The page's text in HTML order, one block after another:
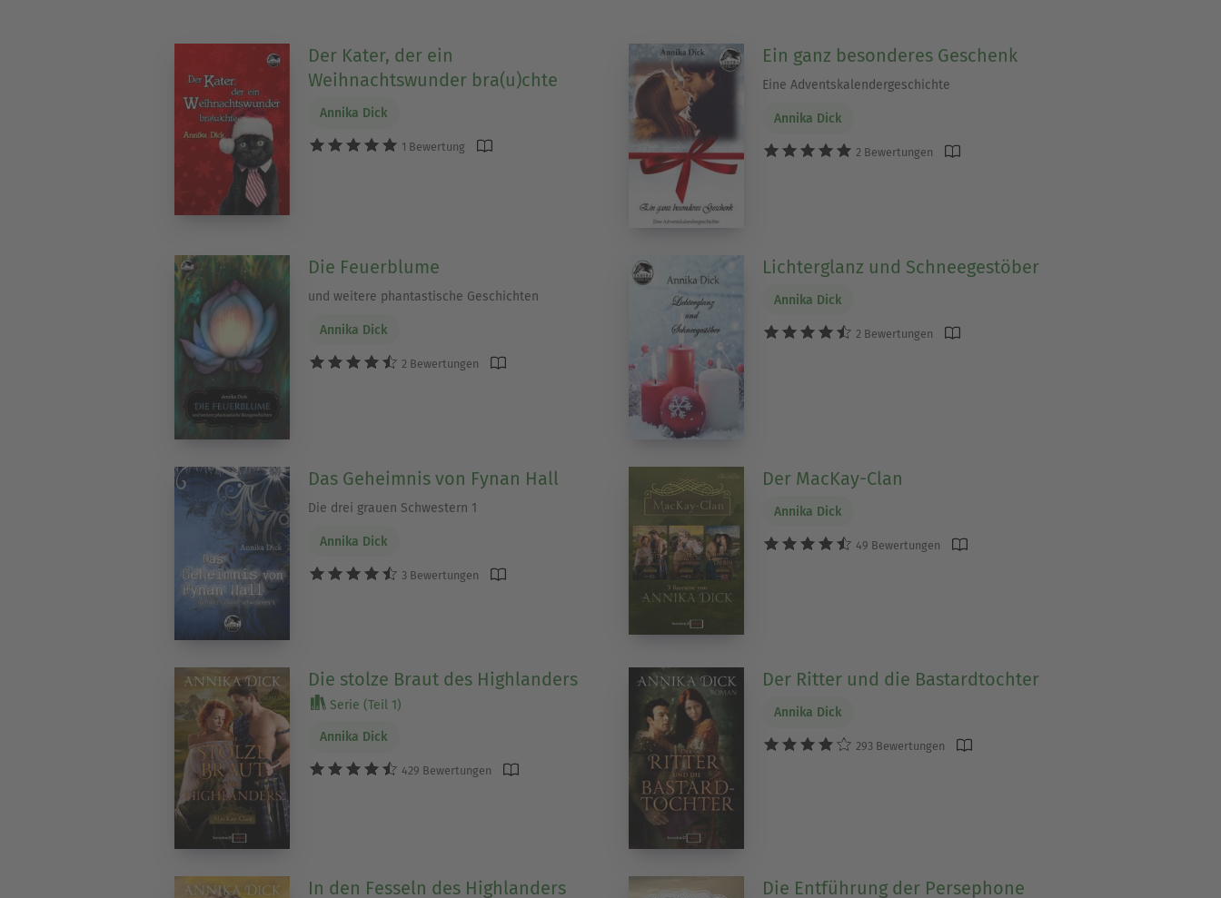
Der Kater, der ein
Weihnachtswunder bra(u)chte
Annika Dick
1 Bewertung
Ein ganz besonderes Geschenk
Eine Adventskalendergeschichte
Annika Dick
2 Bewertungen
Die Feuerblume
und weitere phantastische Geschichten
Annika Dick
2 Bewertungen
Lichterglanz und Schneegestöber
Annika Dick
2 Bewertungen
Das Geheimnis von Fynan Hall
Die drei grauen Schwestern 1
Annika Dick
3 Bewertungen
Der MacKay-Clan
Annika Dick
49 Bewertungen
Die stolze Braut des Highlanders
Serie (Teil 1)
Annika Dick
429 Bewertungen
Der Ritter und die Bastardtochter
Annika Dick
293 Bewertungen
In den Fesseln des Highlanders Die Entführung der Persephone